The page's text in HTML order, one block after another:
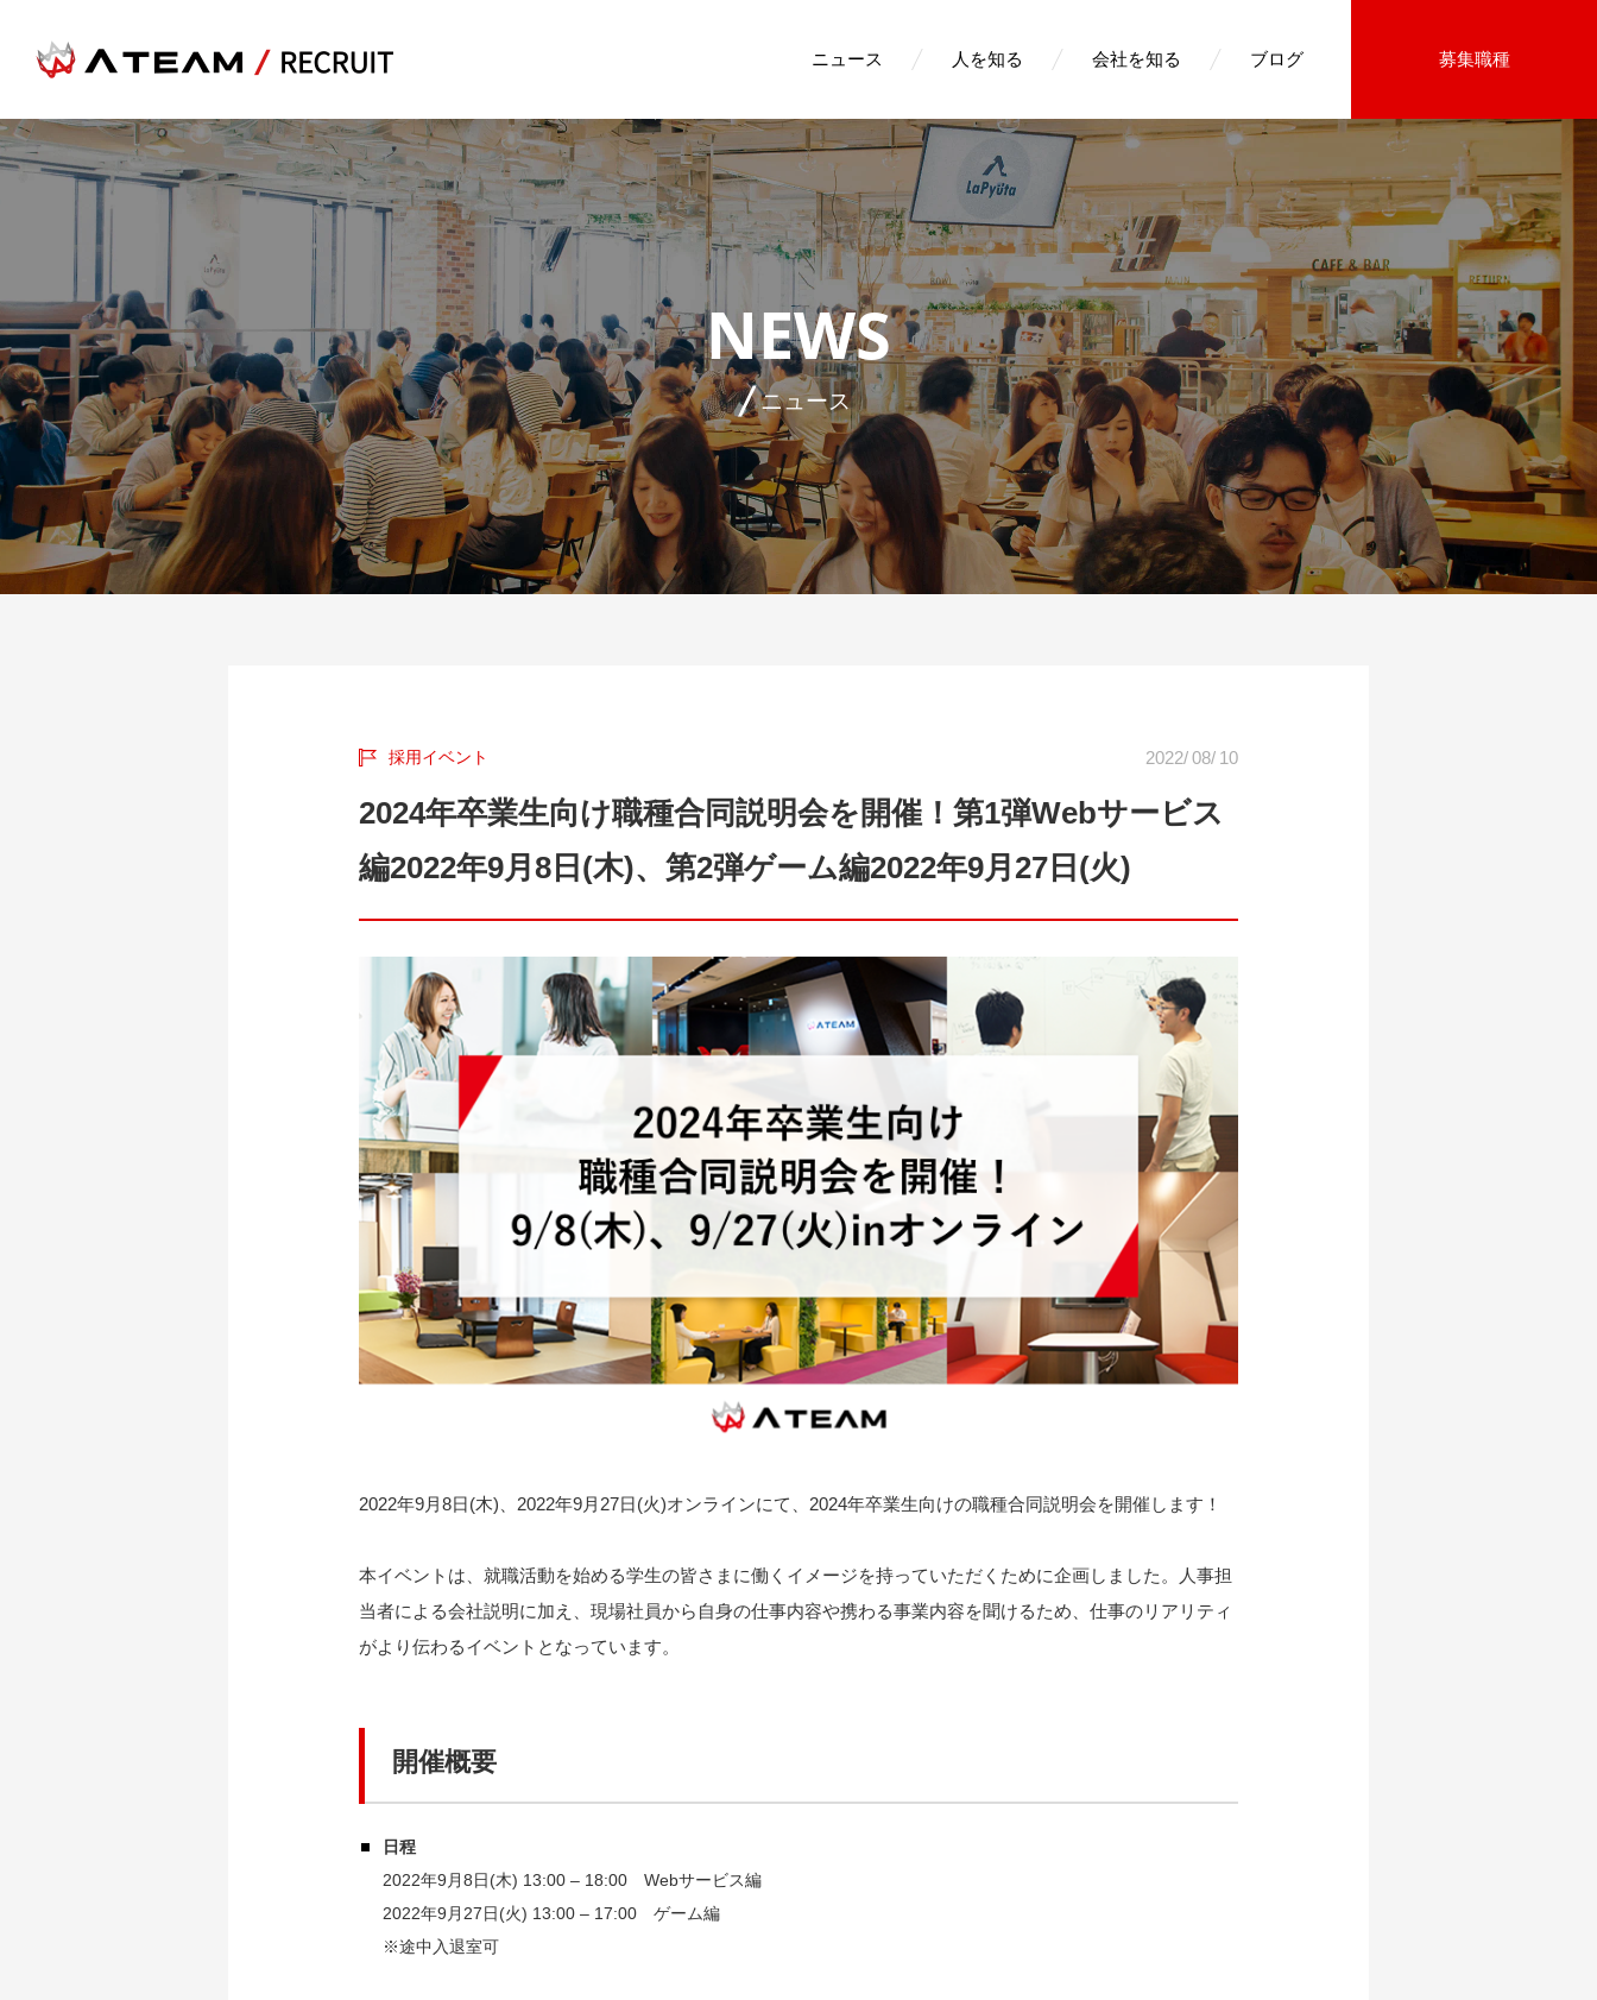
ニュース 人を知る 会社を知る ブログ 募集職種
NEWS
ニュース
採用イベント 2022/08/ 10
2024年卒業生向け職種合同説明会を開催！第1弾Webサービス
編2022年9月8日(木)、第2弾ゲーム編2022年9月27日(火)
2022年9月8日(木)、2022年9月27日(火)オンラインにて、2024年卒業生向けの職種合同説明会を開催します！
本イベントは、就職活動を始める学生の皆さまに働くイメージを持っていただくために企画しました。人事担
当者による会社説明に加え、現場社員から自身の仕事内容や携わる事業内容を聞けるため、仕事のリアリティ
がより伝わるイベントとなっています。
開催概要
日程
2022年9月8日(木) 13:00 – 18:00 Webサービス編
2022年9月27日(火) 13:00 – 17:00 ゲーム編
※途中入退室可